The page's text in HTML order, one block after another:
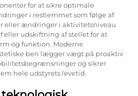
for at sikre optimale
i restlemmet som følge af
eller ændringer i aktivitetsniveau
eller udskiftning af stellet for at
og funktion. Moderne
ben lægger vægt på proaktiv
og sikrer
hele udstyrets levetid.